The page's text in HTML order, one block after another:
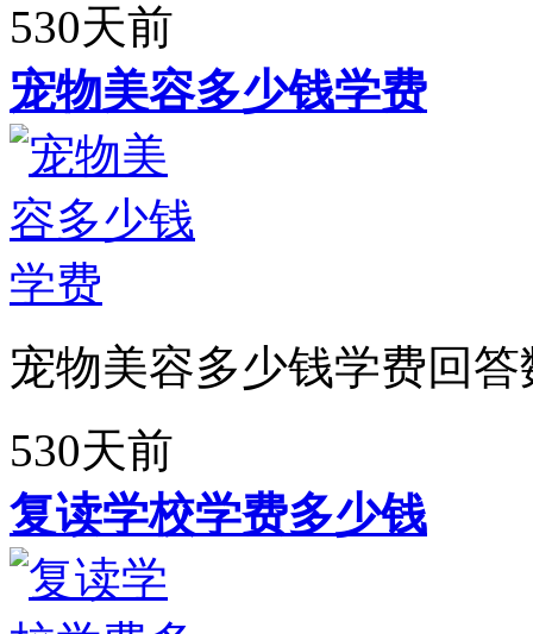
530天前
宠物美容多少钱学费
宠物美容多少钱学费回答
530天前
复读学校学费多少钱